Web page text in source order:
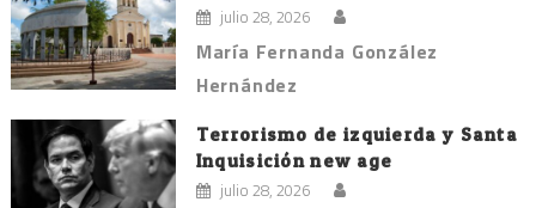
julio 28, 2026
María Fernanda González
Hernández
Terrorismo de izquierda y Santa
Inquisición new age
julio 28, 2026